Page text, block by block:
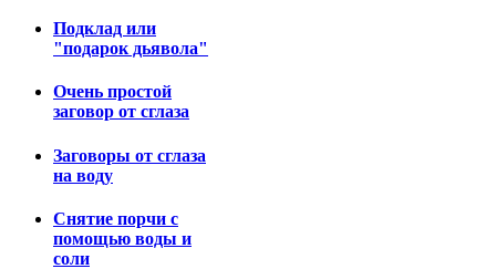
Подклад или
"подарок дьявола"
Очень простой
заговор от сглаза
Заговоры от сглаза
на воду
Снятие порчи с
помощью воды и
соли